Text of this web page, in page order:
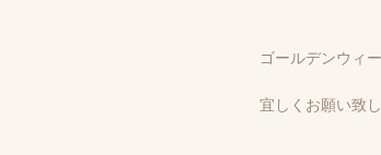
ゴールデンウィ
宜しくお願い致